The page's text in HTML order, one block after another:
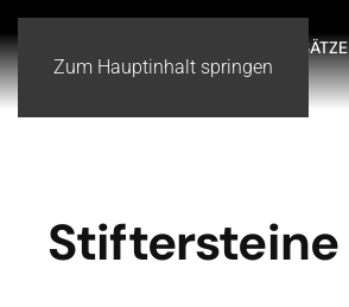
Zum Hauptinhalt springen
EINSÄTZE
Stiftersteine